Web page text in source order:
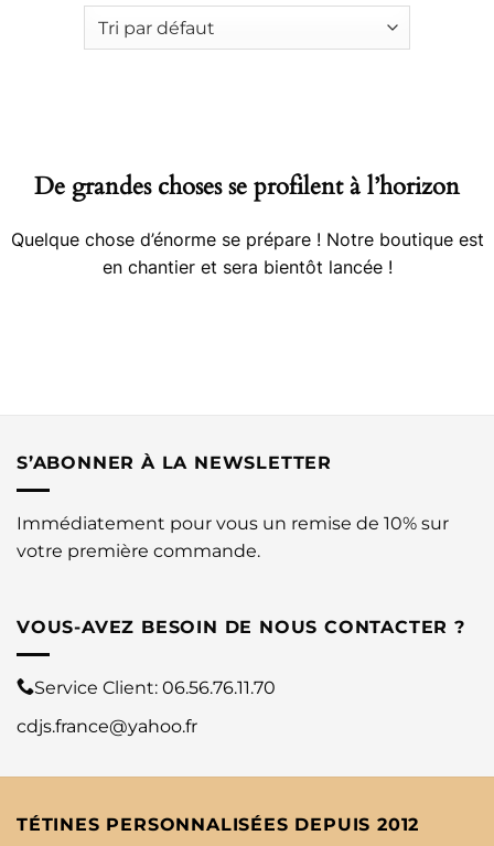
De grandes choses se profilent à l’horizon
Quelque chose d’énorme se prépare ! Notre boutique est
en chantier et sera bientôt lancée !
S’ABONNER À LA NEWSLETTER
Immédiatement pour vous un remise de 10% sur
votre première commande.
VOUS-AVEZ BESOIN DE NOUS CONTACTER ?
Service Client: 06.56.76.11.70
cdjs.france@yahoo.fr
TÉTINES PERSONNALISÉES DEPUIS 2012